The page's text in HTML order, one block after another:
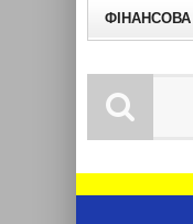
ФІНАНСОВА